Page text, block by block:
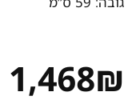
1,468₪